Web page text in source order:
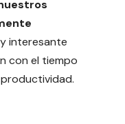
interesante
con el tiempo